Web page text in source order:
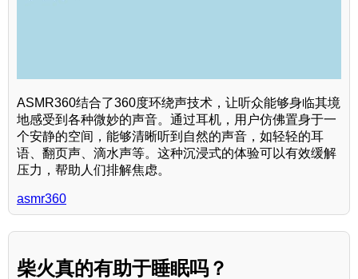
ASMR360结合了360度环绕声技术，让听众能够身临其境
地感受到各种微妙的声音。通过耳机，用户仿佛置身于一
个安静的空间，能够清晰听到自然的声音，如轻轻的耳
语、翻页声、滴水声等。这种沉浸式的体验可以有效缓解
压力，帮助人们排解焦虑。
asmr360
柴火真的有助于睡眠吗？